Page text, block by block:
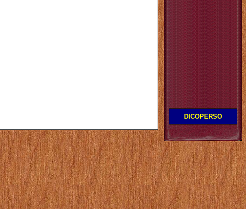
DICOPERSO